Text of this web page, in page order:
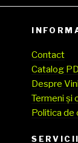
(SH)
Contact
Catalog
Despre
Termeni și
Politica